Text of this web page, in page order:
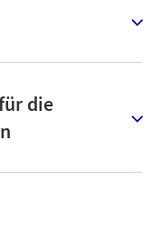
die